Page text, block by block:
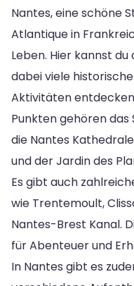
Nantes, eine schöne
Atlantique in
Leben. Hier kannst
dabei viele
Aktivitäten
Punkten gehören das
die Nantes
und der Jardin des
Es gibt auch
wie Trentemoult,
Nantes-Brest Kanal.
für Abenteuer und
In Nantes gibt es